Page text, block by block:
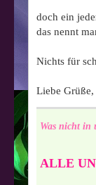
doch ein
das nennt
Nichts für
Liebe
Was nicht in
ALLE